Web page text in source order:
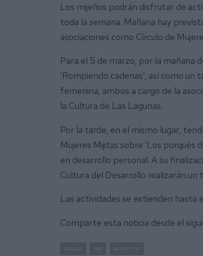
Los mijeños podrán disfrutar de
toda la semana. Mañana hay
asociaciones como Círculo de
Para el 5 de marzo, por la mañana
‘Rompiendo cadenas’, así como
femenina, ambos a cargo de la
la Cultura de Las Lagunas.
Por la tarde, en el mismo lugar,
Mujeres Mijitas sobre ‘Los
en desarrollo personal. A su
Cultura del Desarrollo realizarán un
Las actividades se extienden hasta
Comparte esta noticia desde el